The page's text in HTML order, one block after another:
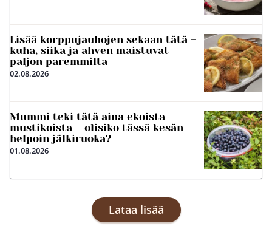
Lisää korppujauhojen sekaan tätä –
kuha, siika ja ahven maistuvat
paljon paremmilta
02.08.2026
Mummi teki tätä aina ekoista
mustikoista – olisiko tässä kesän
helpoin jälkiruoka?
01.08.2026
Lataa lisää